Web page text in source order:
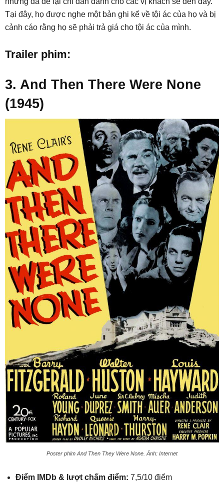
Tại đây, họ được nghe một bản ghi kể về tội ác của họ và bị
cảnh cáo rằng họ sẽ phải trả giá cho tội ác của mình.
Trailer phim:
3. And Then There Were None
(1945)
Poster phim And Then They Were None. Ảnh: Internet
Điểm IMDb & lượt chấm điểm: 7,5/10 điểm